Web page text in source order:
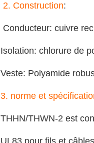
2. Construction:
Conducteur: cuivre
Isolation: chlorure de
Veste: Polyamide
3. norme et
THHN/THWN-2 est
UL83 pour fils et